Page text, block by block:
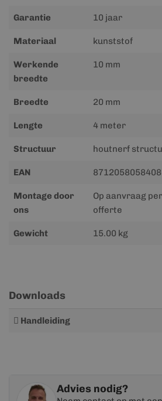
Garantie 10 jaar
Materiaal kunststof
Werkende
breedte
10 mm
Breedte 20 mm
Lengte 4 meter
Structuur houtnerf
EAN 8712058058408
Montage door
ons
Op aanvraag
offerte
Gewicht 15.00 kg
Downloads
Meer
Handleiding
Advies nodig?